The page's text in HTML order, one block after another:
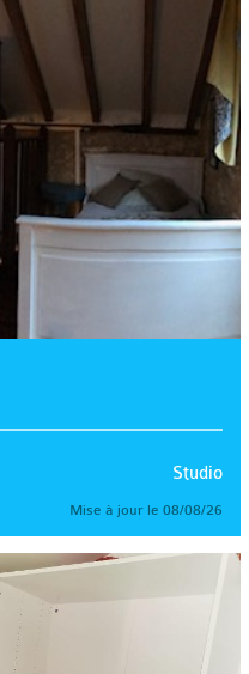
Studio
Mise à jour le 08/08/26